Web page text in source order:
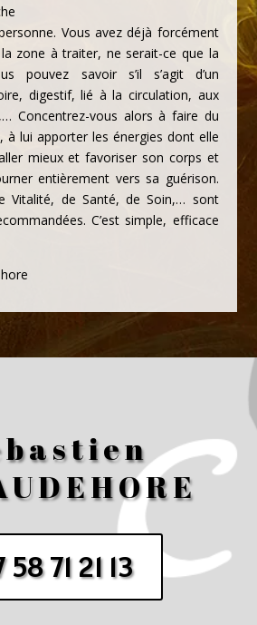
Vous avez déjà forcément
zone à traiter, ne serait-ce que la
pouvez savoir s’il s’agit d’un
digestif, lié à la circulation, aux
Concentrez-vous alors à faire du
à lui apporter les énergies dont elle
mieux et favoriser son corps et
entièrement vers sa guérison.
Vitalité, de Santé, de Soin,… sont
C’est simple, efficace
58 71 21 13